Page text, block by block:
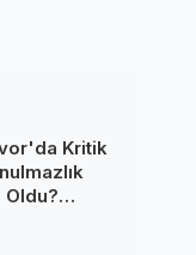
Kritik
Oldu?